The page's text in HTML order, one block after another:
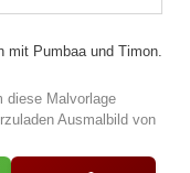
mit Pumbaa und Timon.
diese Malvorlage
Ausmalbild von